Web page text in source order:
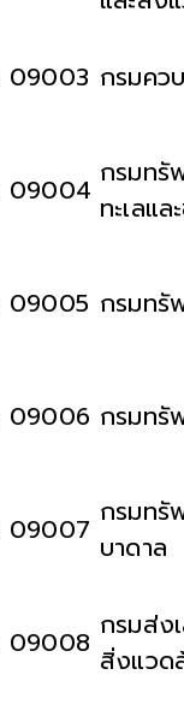
09003 กรมคว
09004 กรมทรั
ทะเลแ
09005 กรมทรั
09006 กรมทรั
09007 กรมทรั
บาดาล
09008 กรมส่ง
สิ่งแวด